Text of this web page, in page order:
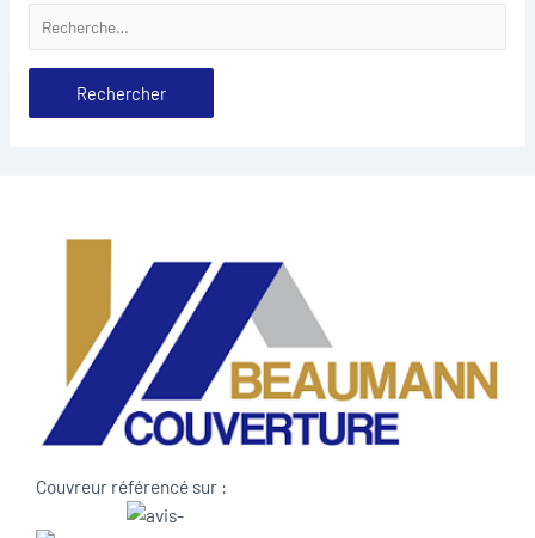
Couvreur référencé sur :